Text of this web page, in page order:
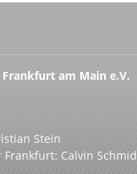
am Main e.V.
Stein
Calvin Schmid